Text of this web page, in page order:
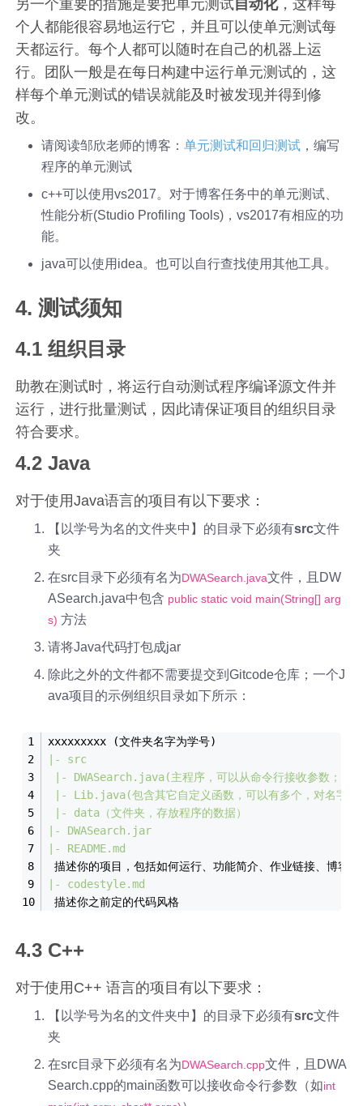
另一个重要的措施是要把单元测试自动化，这样每
个人都能很容易地运行它，并且可以使单元测试每
天都运行。每个人都可以随时在自己的机器上运
行。团队一般是在每日构建中运行单元测试的，这
样每个单元测试的错误就能及时被发现并得到修
改。
请阅读邹欣老师的博客：单元测试和回归测试 ，编写
程序的单元测试
c++可以使用vs2017。对于博客任务中的单元测试、
性能分析(Studio Profiling Tools)，vs2017有相应的功
能。
java可以使用idea。也可以自行查找使用其他工具。
4. 测试须知
4.1 组织目录
助教在测试时，将运行自动测试程序编译源文件并
运行，进行批量测试，因此请保证项目的组织目录
符合要求。
4.2 Java
对于使用Java语言的项目有以下要求：
【以学号为名的文件夹中】的目录下必须有src文件
夹
在src目录下必须有名为DWASearch.java文件，且DW
ASearch.java中包含 public static void main(String[] arg
s)方法
请将Java代码打包成jar
除此之外的文件都不需要提交到Gitcode仓库；一个J
ava项目的示例组织目录如下所示：
xxxxxxxxx (文件夹名字为学号)
|- src
|- DWASearch.java(主程序，可以从命令行接收参数；确
|- Lib.java(包含其它自定义函数，可以有多个，对名字不
|- data（文件夹，存放程序的数据）
|- DWASearch.jar
|- README.md
描述你的项目，包括如何运行、功能简介、作业链接、博客
|- codestyle.md
描述你之前定的代码风格
4.3 C++
对于使用C++ 语言的项目有以下要求：
【以学号为名的文件夹中】的目录下必须有src文件
夹
在src目录下必须有名为DWASearch.cpp文件，且DWA
Search.cpp的main函数可以接收命令行参数（如int